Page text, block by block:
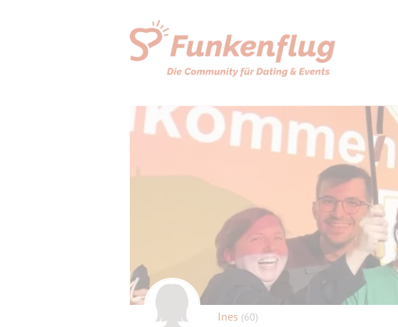
Ines (60)